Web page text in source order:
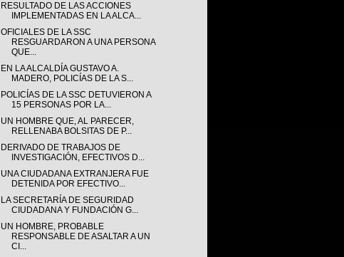
RESULTADO DE LAS ACCIONES
IMPLEMENTADAS EN LA ALCA...
OFICIALES DE LA SSC
RESGUARDARON A UNA PERSONA
QUE...
EN LA ALCALDÍA GUSTAVO A.
MADERO, POLICÍAS DE LA S...
POLICÍAS DE LA SSC DETUVIERON A
15 PERSONAS POR LA...
UN HOMBRE QUE, AL PARECER,
RELLENABA BOLSITAS DE P...
DERIVADO DE TRABAJOS DE
INVESTIGACIÓN, EFECTIVOS D...
UNA CIUDADANA EXTRANJERA FUE
DETENIDA POR EFECTIVO...
LA SECRETARÍA DE SEGURIDAD
CIUDADANA Y FUNDACIÓN G...
UN HOMBRE, PROBABLE
RESPONSABLE DE ASALTAR A UN
CI...